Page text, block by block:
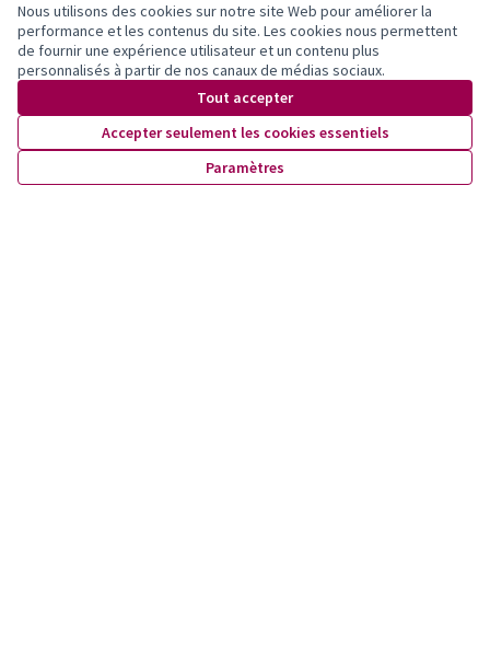
Nous utilisons des cookies sur notre site Web pour améliorer la
performance et les contenus du site. Les cookies nous permettent
de fournir une expérience utilisateur et un contenu plus
personnalisés à partir de nos canaux de médias sociaux.
Tout accepter
Accepter seulement les cookies essentiels
Paramètres
RedLine Radio - Découvre les talents de ta
région
RedLine Radio 0 2